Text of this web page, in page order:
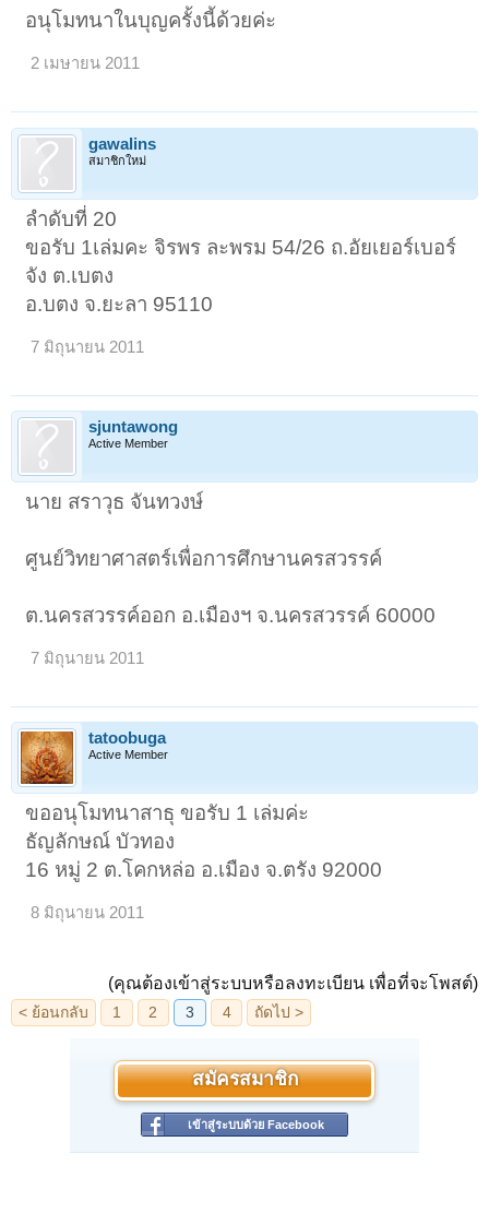
อนุโมทนาในบุญครั้งนี้ด้วยค่ะ
2 เมษายน 2011
gawalins
สมาชิกใหม่
ลำดับที่ 20
ขอรับ 1เล่มคะ จิรพร ละพรม 54/26 ถ.อัยเยอร์เบอร์
จัง ต.เบตง
อ.บตง จ.ยะลา 95110
7 มิถุนายน 2011
sjuntawong
Active Member
นาย สราวุธ จันทวงษ์
ศูนย์วิทยาศาสตร์เพื่อการศึกษานครสวรรค์
ต.นครสวรรค์ออก อ.เมืองฯ จ.นครสวรรค์ 60000
7 มิถุนายน 2011
tatoobuga
Active Member
ขออนุโมทนาสาธุ ขอรับ 1 เล่มค่ะ
ธัญลักษณ์ บัวทอง
16 หมู่ 2 ต.โคกหล่อ อ.เมือง จ.ตรัง 92000
8 มิถุนายน 2011
(คุณต้องเข้าสู่ระบบหรือลงทะเบียน เพื่อที่จะโพสต์)
สมัครสมาชิก
เข้าสู่ระบบด้วย Facebook